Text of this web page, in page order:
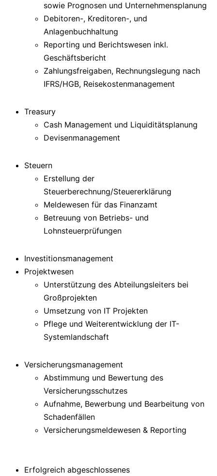
sowie Prognosen und Unternehmensplanung
Debitoren-, Kreditoren-, und
Anlagenbuchhaltung
Reporting und Berichtswesen inkl.
Geschäftsbericht
Zahlungsfreigaben, Rechnungslegung nach
IFRS/HGB, Reisekostenmanagement
Treasury
Cash Management und Liquiditätsplanung
Devisenmanagement
Steuern
Erstellung der
Steuerberechnung/Steuererklärung
Meldewesen für das Finanzamt
Betreuung von Betriebs- und
Lohnsteuerprüfungen
Investitionsmanagement
Projektwesen
Unterstützung des Abteilungsleiters bei
Großprojekten
Umsetzung von IT Projekten
Pflege und Weiterentwicklung der IT-
Systemlandschaft
Versicherungsmanagement
Abstimmung und Bewertung des
Versicherungsschutzes
Aufnahme, Bewerbung und Bearbeitung von
Schadenfällen
Versicherungsmeldewesen & Reporting
Erfolgreich abgeschlossenes